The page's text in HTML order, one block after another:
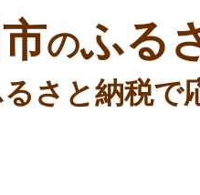
のふる
さと納税で